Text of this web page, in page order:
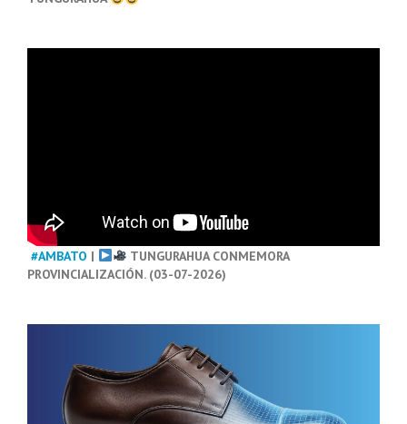
#AMBATO |
TUNGURAHUA CONMEMORA
PROVINCIALIZACIÓN. (03-07-2026)